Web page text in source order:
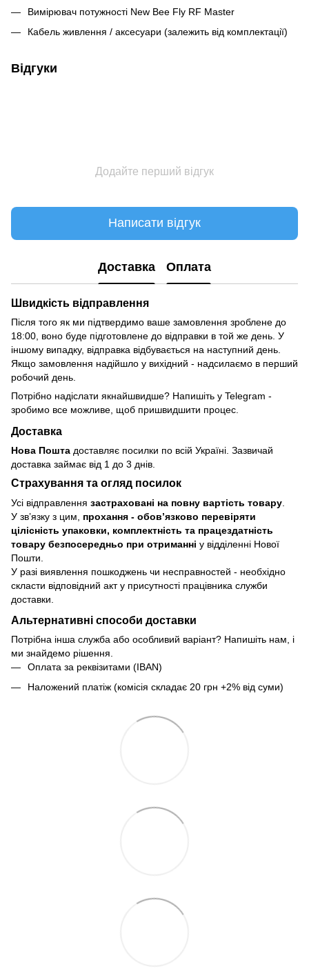
Вимірювач потужності New Bee Fly RF Master
Кабель живлення / аксесуари (залежить від комплектації)
Відгуки
Додайте перший відгук
Написати відгук
Доставка Оплата
Швидкість відправлення
Після того як ми підтвердимо ваше замовлення зроблене до
18:00, воно буде підготовлене до відправки в той же день. У
іншому випадку, відправка відбувається на наступний день.
Якщо замовлення надійшло у вихідний - надсилаємо в перший
робочий день.
Потрібно надіслати якнайшвидше? Напишіть у Telegram -
зробимо все можливе, щоб пришвидшити процес.
Доставка
Нова Пошта доставляє посилки по всій Україні. Зазвичай
доставка займає від 1 до 3 днів.
Страхування та огляд посилок
Усі відправлення застраховані на повну вартість товару
У зв’язку з цим, прохання - обовʼязково перевіряти
цілісність упаковки, комплектність та працездатність
товару безпосередньо при отриманні у відділенні Нової
Пошти.
У разі виявлення пошкоджень чи несправностей - необхідно
скласти відповідний акт у присутності працівника служби
доставки.
Альтернативні способи доставки
Потрібна інша служба або особливий варіант? Напишіть нам, і
ми знайдемо рішення.
Оплата за реквізитами (IBAN)
Наложений платіж (комісія складає 20 грн +2% від суми)